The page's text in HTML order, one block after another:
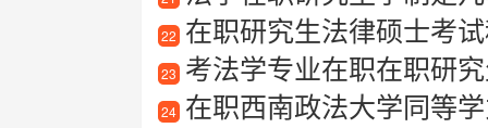
22 在职研究生法律硕士考
23 考法学专业在职在职研
24 在职西南政法大学同等